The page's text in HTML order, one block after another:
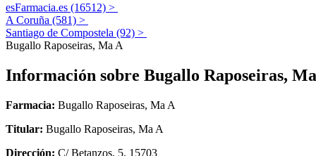
esFarmacia.es (16512) >
A Coruña (581) >
Santiago de Compostela (92) >
Bugallo Raposeiras, Ma A
Información sobre Bugallo Raposeiras,
Farmacia: Bugallo Raposeiras, Ma A
Titular: Bugallo Raposeiras, Ma A
Dirección: C/ Betanzos, 5, 15703